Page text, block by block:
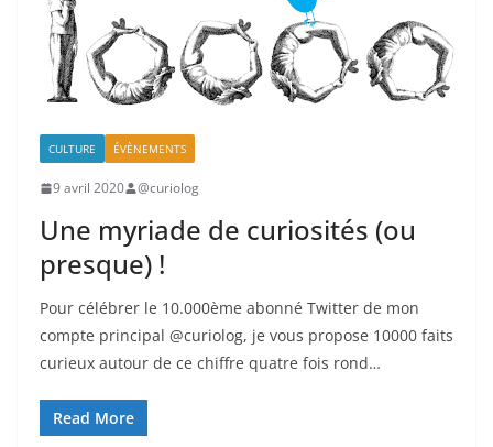
CULTURE ÉVÈNEMENTS
9 avril 2020 @curiolog
Une myriade de curiosités (ou
presque) !
Pour célébrer le 10.000ème abonné Twitter de mon
compte principal @curiolog, je vous propose 10000 faits
curieux autour de ce chiffre quatre fois rond…
Read More